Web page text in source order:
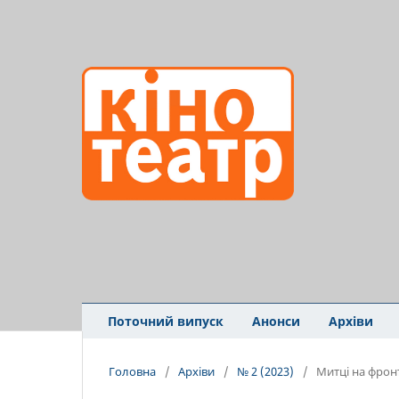
Поточний випуск Анонси Архіви
Головна / Архіви / № 2 (2023) / Митці на